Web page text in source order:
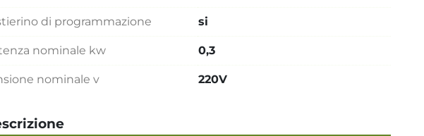
di programmazione si
nominale kw 0,3
nominale v 220V